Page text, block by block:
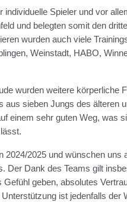
Spieler und vor
und belegten somit den
wurden auch viele
Weinstadt, HABO,
wurden weitere körperliche
aus sieben Jungs des älteren
einem sehr guten Weg, was
2024/2025 und wünschen uns
Der Dank des Teams gilt
geben, absolutes
ist jedenfalls der